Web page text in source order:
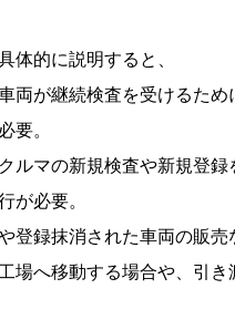
体的に説明すると、
両が継続検査を受けるた
要。
ルマの新規検査や新規登
が必要。
登録抹消された車両の販
場へ移動する場合や、引き